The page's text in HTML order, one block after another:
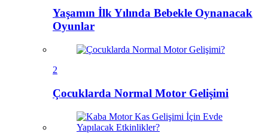
Yaşamın İlk Yılında Bebekle Oynanacak
Oyunlar
2
Çocuklarda Normal Motor Gelişimi